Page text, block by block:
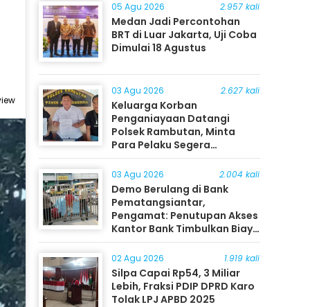
05 Agu 2026 2.957 kali
Medan Jadi Percontohan
BRT di Luar Jakarta, Uji Coba
Dimulai 18 Agustus
03 Agu 2026 2.627 kali
Keluarga Korban
Penganiayaan Datangi
Polsek Rambutan, Minta
Para Pelaku Segera
Ditangkap
03 Agu 2026 2.004 kali
Demo Berulang di Bank
Pematangsiantar,
Pengamat: Penutupan Akses
Kantor Bank Timbulkan Biaya
Ekonomi bagi Masyarakat
02 Agu 2026 1.919 kali
Silpa Capai Rp54, 3 Miliar
Lebih, Fraksi PDIP DPRD Karo
Tolak LPJ APBD 2025